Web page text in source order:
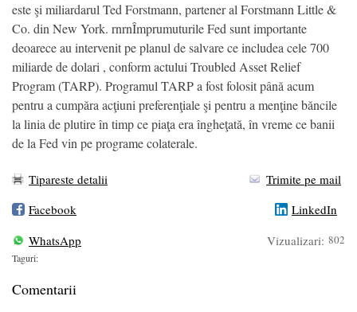
este şi miliardarul Ted Forstmann, partener al Forstmann Little &
Co. din New York. rnrnÎmprumuturile Fed sunt importante
deoarece au intervenit pe planul de salvare ce includea cele 700
miliarde de dolari , conform actului Troubled Asset Relief
Program (TARP). Programul TARP a fost folosit până acum
pentru a cumpăra acţiuni preferenţiale şi pentru a menţine băncile
la linia de plutire în timp ce piaţa era îngheţată, în vreme ce banii
de la Fed vin pe programe colaterale.
Tipareste detalii
Trimite pe mail
Facebook
LinkedIn
WhatsApp
Vizualizari: 802
Taguri:
Comentarii